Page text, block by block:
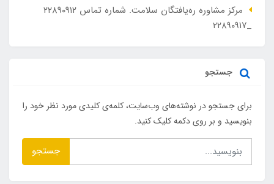
مرکز مشاوره ره‌یافتگان سلامت. شماره تماس ۲۲۸۹۰۹۱۲
_۲۲۸۹۰۹۱۷
جستجو
برای جستجو در نوشته‌های وب‌سایت، کلمه‌ی کلیدی مورد نظر خود را
بنویسید و بر روی دکمه کلیک کنید.
جستجو